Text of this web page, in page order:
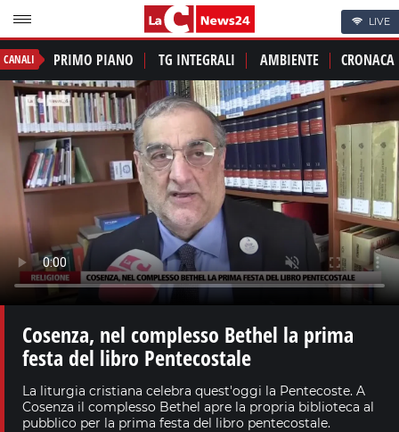
LIVE
CANALI PRIMO PIANO TG INTEGRALI AMBIENTE CRONACA
Cosenza, nel complesso Bethel la prima
festa del libro Pentecostale
La liturgia cristiana celebra quest'oggi la Pentecoste. A
Cosenza il complesso Bethel apre la propria biblioteca al
pubblico per la prima festa del libro pentecostale.